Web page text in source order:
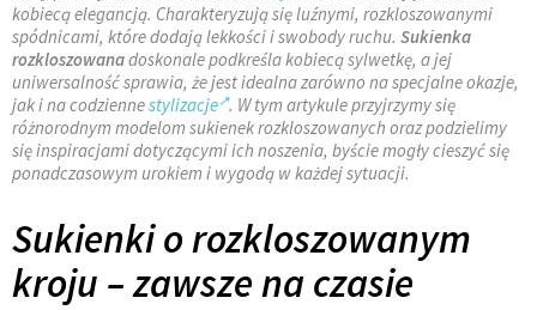
kobiecą elegancją. Charakteryzują się luźnymi, rozkloszowanymi
spódnicami, które dodają lekkości i swobody ruchu. Sukienka
rozkloszowanadoskonale podkreśla kobiecą sylwetkę, a jej
uniwersalność sprawia, że jest idealna zarówno na specjalne okazje,
jak i na codziennestylizacje . W tym artykule przyjrzymy się
różnorodnym modelom sukienek rozkloszowanych oraz podzielimy
się inspiracjami dotyczącymi ich noszenia, byście mogły cieszyć się
ponadczasowym urokiem i wygodą w każdej sytuacji.
Sukienki o rozkloszowanym
kroju – zawsze na czasie